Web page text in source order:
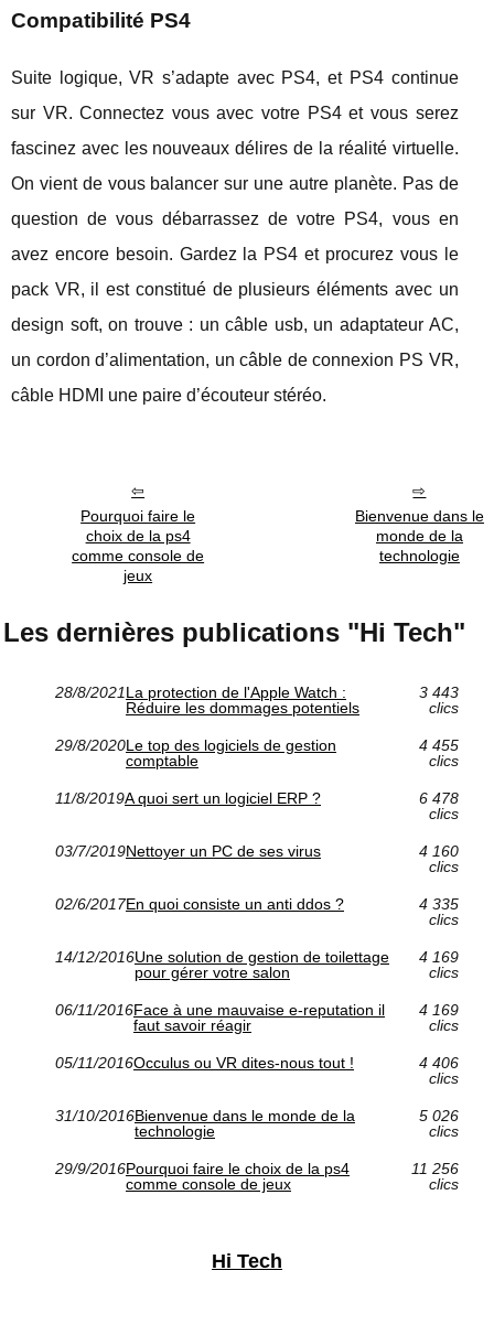
Compatibilité PS4
Suite logique, VR s’adapte avec PS4, et PS4 continue
sur VR. Connectez vous avec votre PS4 et vous serez
fascinez avec les nouveaux délires de la réalité virtuelle.
On vient de vous balancer sur une autre planète. Pas de
question de vous débarrassez de votre PS4, vous en
avez encore besoin. Gardez la PS4 et procurez vous le
pack VR, il est constitué de plusieurs éléments avec un
design soft, on trouve : un câble usb, un adaptateur AC,
un cordon d’alimentation, un câble de connexion PS VR,
câble HDMI une paire d’écouteur stéréo.
Pourquoi faire le
choix de la ps4
comme console de
jeux
Bienvenue dans le
monde de la
technologie
Les dernières publications "Hi Tech"
28/8/2021La protection de l'Apple Watch :
Réduire les dommages potentiels
3 443
clics
29/8/2020Le top des logiciels de gestion
comptable
4 455
clics
11/8/2019A quoi sert un logiciel ERP ?
6 478
clics
03/7/2019Nettoyer un PC de ses virus
4 160
clics
02/6/2017En quoi consiste un anti ddos ?
4 335
clics
14/12/2016Une solution de gestion de toilettage
pour gérer votre salon
4 169
clics
06/11/2016Face à une mauvaise e-reputation il
faut savoir réagir
4 169
clics
05/11/2016Occulus ou VR dites-nous tout !
4 406
clics
31/10/2016Bienvenue dans le monde de la
technologie
5 026
clics
29/9/2016Pourquoi faire le choix de la ps4
comme console de jeux
11 256
clics
Hi Tech